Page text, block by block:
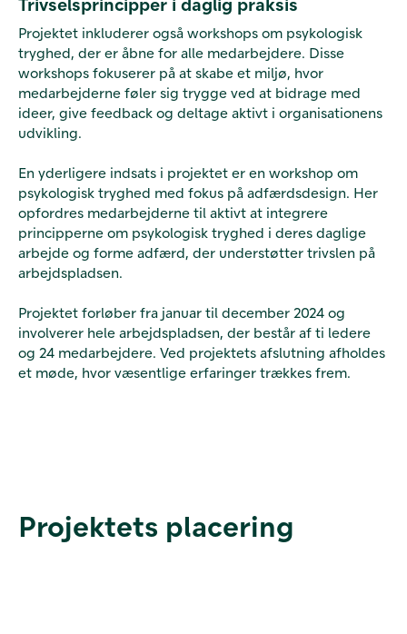
Projektet inkluderer også workshops om psykologisk
tryghed, der er åbne for alle medarbejdere. Disse
workshops fokuserer på at skabe et miljø, hvor
medarbejderne føler sig trygge ved at bidrage med
ideer, give feedback og deltage aktivt i organisationens
udvikling.
En yderligere indsats i projektet er en workshop om
psykologisk tryghed med fokus på adfærdsdesign. Her
opfordres medarbejderne til aktivt at integrere
principperne om psykologisk tryghed i deres daglige
arbejde og forme adfærd, der understøtter trivslen på
arbejdspladsen.
Projektet forløber fra januar til december 2024 og
involverer hele arbejdspladsen, der består af ti ledere
og 24 medarbejdere. Ved projektets afslutning afholdes
et møde, hvor væsentlige erfaringer trækkes frem.
Projektets placering